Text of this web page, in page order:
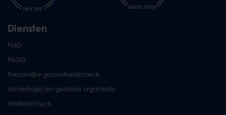
Diensten
PMO
PAGO
Persoonlijke gezondheidscheck
Adviestrajecten gezonde organisatie
Vitaliteitscheck